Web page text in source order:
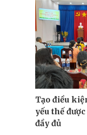
Tạo điều
yếu thế
đầy đủ